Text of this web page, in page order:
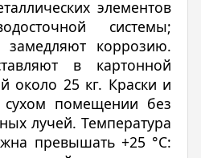
элементов
системы;
замедляют коррозию.
в картонной
около 25 кг. Краски и
помещении без
лучей. Температура
превышать +25 °C: